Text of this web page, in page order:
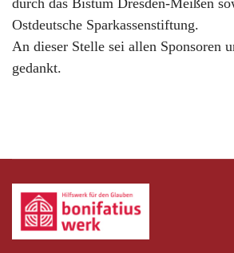
durch das Bistum Dresden-Meißen
Ostdeutsche Sparkassenstiftung.
An dieser Stelle sei allen Sponsoren
gedankt.